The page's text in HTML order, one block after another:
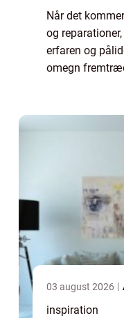
Når det
og
erfaren og
omegn
03 august 2026
inspiration